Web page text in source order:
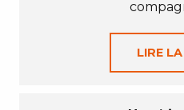
LIRE